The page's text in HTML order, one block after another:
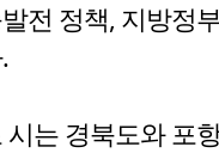
전 정책, 지방정
는 경북도와 포